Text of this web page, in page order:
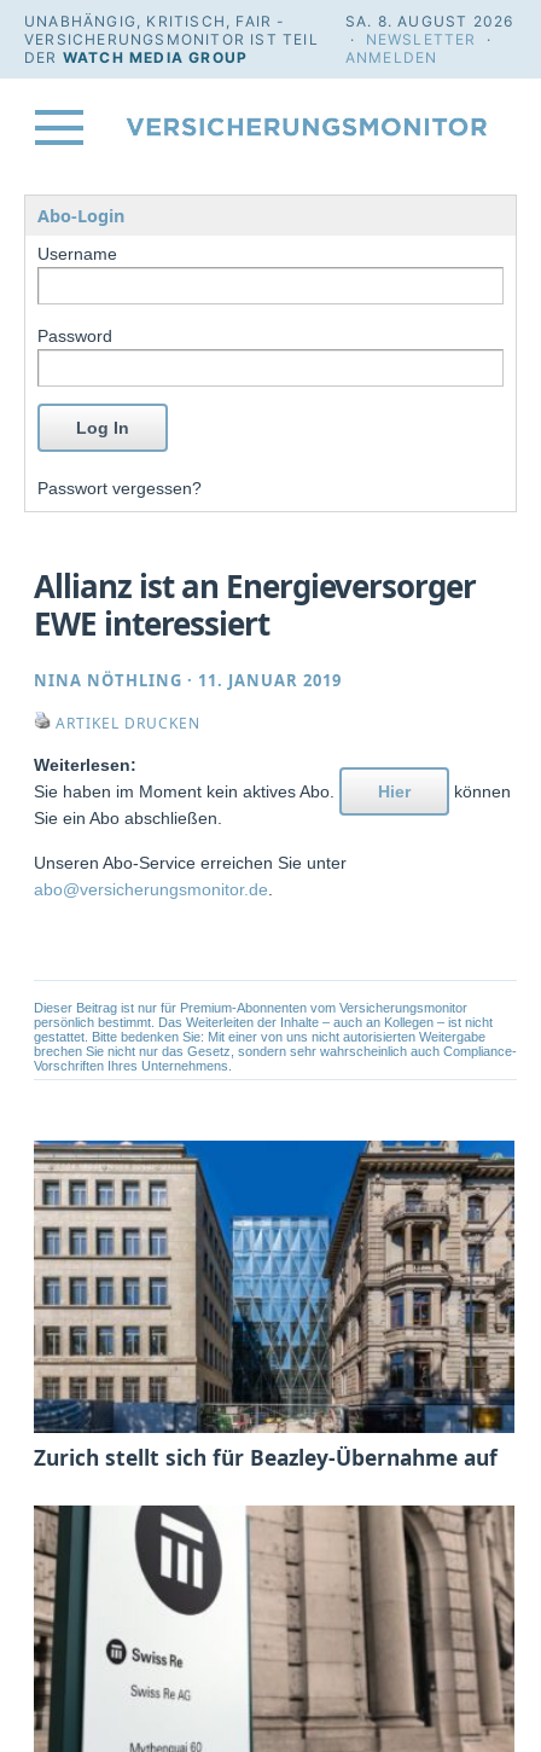
UNABHÄNGIG, KRITISCH, FAIR -
VERSICHERUNGSMONITOR IST TEIL
DER WATCH MEDIA GROUP
SA. 8. AUGUST 2026
· NEWSLETTER
·
ANMELDEN
Abo-Login
Username
Password
Passwort vergessen?
Allianz ist an Energieversorger
EWE interessiert
NINA NÖTHLING · 11. JANUAR 2019
ARTIKEL DRUCKEN
Weiterlesen:
Sie haben im Moment kein aktives Abo.
Hier
können
Sie ein Abo abschließen.
Unseren Abo-Service erreichen Sie unter
abo@versicherungsmonitor.de
Dieser Beitrag ist nur für Premium-Abonnenten vom Versicherungsmonitor
persönlich bestimmt. Das Weiterleiten der Inhalte – auch an Kollegen – ist nicht
gestattet. Bitte bedenken Sie: Mit einer von uns nicht autorisierten Weitergabe
brechen Sie nicht nur das Gesetz, sondern sehr wahrscheinlich auch Compliance-
Vorschriften Ihres Unternehmens.
Zurich stellt sich für Beazley-Übernahme auf